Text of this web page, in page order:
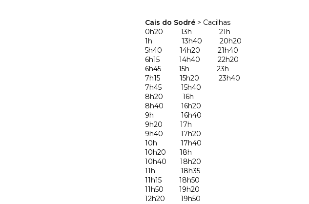
Cais do Sodré > Cacilhas
0h20 13h 21h
1h 13h40 20h20
5h40 14h20 21h40
6h15 14h40 22h20
6h45 15h 23h
7h15 15h20 23h40
7h45 15h40
8h20 16h
8h40 16h20
9h 16h40
9h20 17h
9h40 17h20
10h 17h40
10h20 18h
10h40 18h20
11h 18h35
11h15 18h50
11h50 19h20
12h20 19h50